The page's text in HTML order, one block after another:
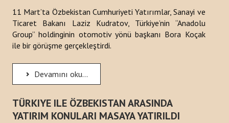
11 Mart’ta Özbekistan Cumhuriyeti Yatırımlar, Sanayi ve
Ticaret Bakanı Laziz Kudratov, Türkiye’nin “Anadolu
Group” holdinginin otomotiv yönü başkanı Bora Koçak
ile bir görüşme gerçekleştirdi.
Devamını oku...
TÜRKIYE ILE ÖZBEKISTAN ARASINDA
YATIRIM KONULARI MASAYA YATIRILDI